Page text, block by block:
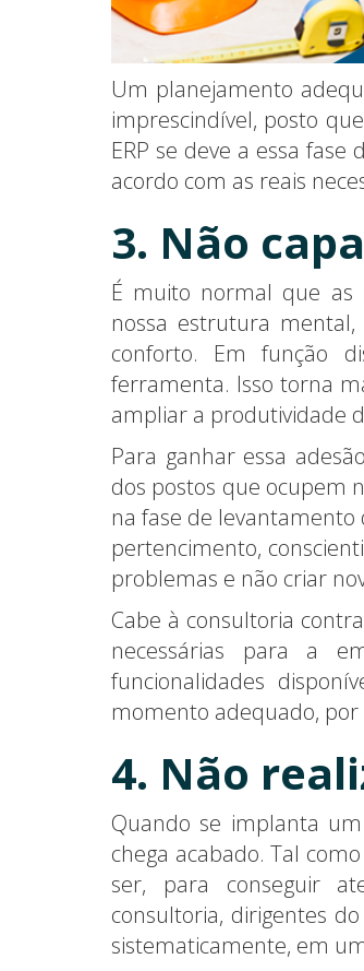
Um planejamento
imprescindível, posto
ERP se deve a essa
acordo com as reais
3. Não
É muito normal que as
nossa estrutura
conforto. Em função
ferramenta. Isso torna
ampliar a produtividade
Para ganhar essa
dos postos que ocupem
na fase de levantamento
pertencimento,
problemas e não criar
Cabe à consultoria
necessárias para a
funcionalidades
momento adequado,
4. Não
Quando se implanta
chega acabado. Tal
ser, para conseguir
consultoria, dirigentes
sistematicamente, em